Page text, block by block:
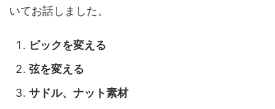
いてお話しました。
ピックを変える
弦を変える
サドル、ナット素材